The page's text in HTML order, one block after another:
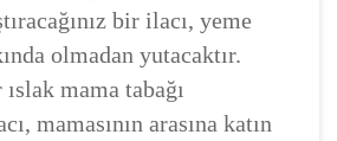
bir ilacı, yeme
olmadan yutacaktır.
mama tabağı
mamasının arasına katın